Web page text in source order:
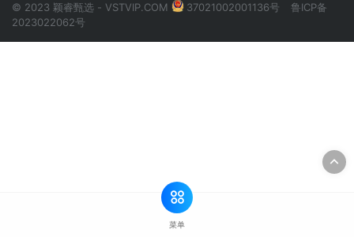
© 2023 颖睿甄选 - VSTVIP.COM 37021002001136号
鲁ICP备
2023022062号
菜单